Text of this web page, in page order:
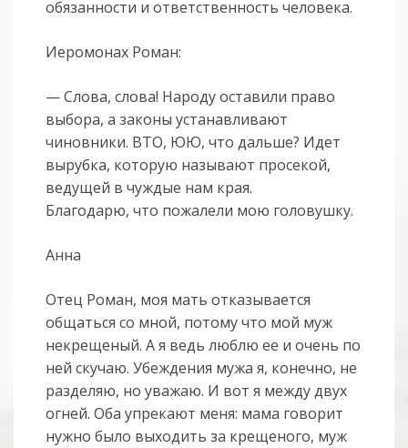
обязанности и ответственность человека.
Иеромонах Роман:
— Слова, слова! Народу оставили право
выбора, а законы устанавливают
чиновники. ВТО, ЮЮ, что дальше? Идет
вырубка, которую называют просекой,
ведущей в чуждые нам края.
Благодарю, что пожалели мою головушку.
Анна
Отец Роман, моя мать отказывается
общаться со мной, потому что мой муж
некрещеный. А я ведь люблю ее и очень по
ней скучаю. Убеждения мужа я, конечно, не
разделяю, но уважаю. И вот я между двух
огней. Оба упрекают меня: мама говорит
нужно было выходить за крещеного, муж